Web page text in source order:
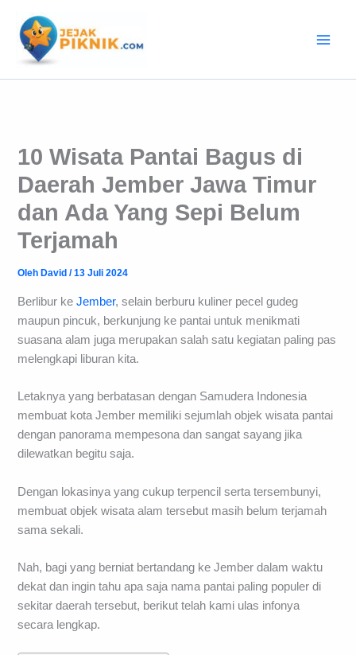
konten
10 Wisata Pantai Bagus di
Daerah Jember Jawa Timur
dan Ada Yang Sepi Belum
Terjamah
Oleh David/13 Juli 2024
Berlibur keJember, selain berburu kuliner pecel gudeg
maupun pincuk, berkunjung ke pantai untuk menikmati
suasana alam juga merupakan salah satu kegiatan paling pas
melengkapi liburan kita.
Letaknya yang berbatasan dengan Samudera Indonesia
membuat kota Jember memiliki sejumlah objek wisata pantai
dengan panorama mempesona dan sangat sayang jika
dilewatkan begitu saja.
Dengan lokasinya yang cukup terpencil serta tersembunyi,
membuat objek wisata alam tersebut masih belum terjamah
sama sekali.
Nah, bagi yang berniat bertandang ke Jember dalam waktu
dekat dan ingin tahu apa saja nama pantai paling populer di
sekitar daerah tersebut, berikut telah kami ulas infonya
secara lengkap.